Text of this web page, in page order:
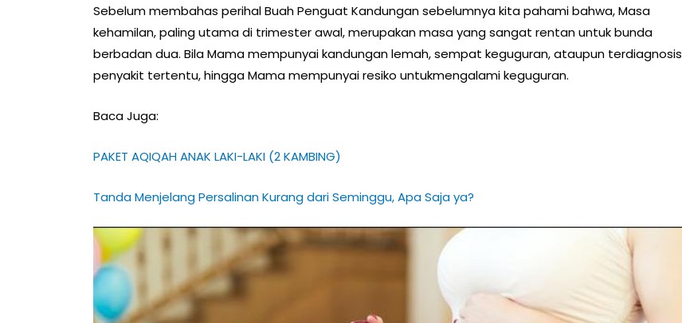
Sebelum membahas perihal Buah Penguat Kandungan sebelumnya kita pahami bahwa, Masa
kehamilan, paling utama di trimester awal, merupakan masa yang sangat rentan untuk bunda
berbadan dua. Bila Mama mempunyai kandungan lemah, sempat keguguran, ataupun terdiagnosis
penyakit tertentu, hingga Mama mempunyai resiko untukmengalami keguguran.
Baca Juga:
PAKET AQIQAH ANAK LAKI-LAKI (2 KAMBING)
Tanda Menjelang Persalinan Kurang dari Seminggu, Apa Saja ya?